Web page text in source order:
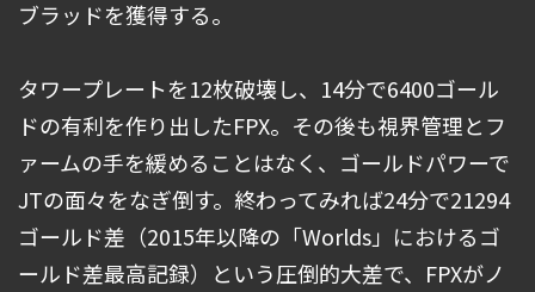
ブラッドを獲得する。
タワープレートを12枚破壊し、14分で6400ゴール
ドの有利を作り出したFPX。その後も視界管理とフ
ァームの手を緩めることはなく、ゴールドパワーで
JTの面々をなぎ倒す。終わってみれば24分で21294
ゴールド差（2015年以降の「Worlds」におけるゴ
ールド差最高記録）という圧倒的大差で、FPXがノ